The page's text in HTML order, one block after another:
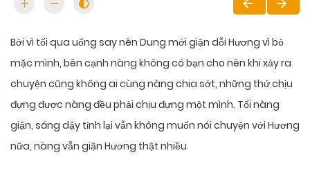
Bởi vì tối qua uống say nên Dung mới giận dỗi Hương vì bỏ
mặc mình, bên cạnh nàng không có bạn cho nên khi xảy ra
chuyện cũng không ai cùng nàng chia sớt, những thứ chịu
đựng được nàng đều phải chịu đựng một mình. Tối nàng
giận, sáng dậy tỉnh lại vẫn không muốn nói chuyện với Hương
nữa, nàng vẫn giận Hương thật nhiều.